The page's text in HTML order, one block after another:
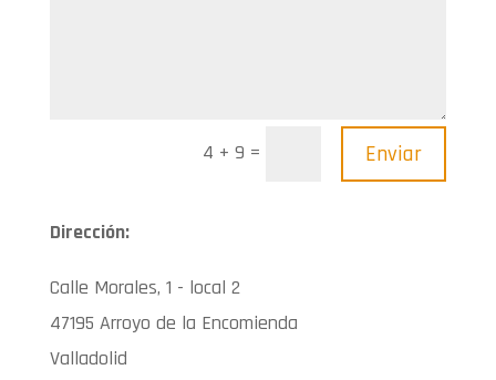
4 + 9 = Enviar
Dirección:
Calle Morales, 1 - local 2
47195 Arroyo de la Encomienda
Valladolid